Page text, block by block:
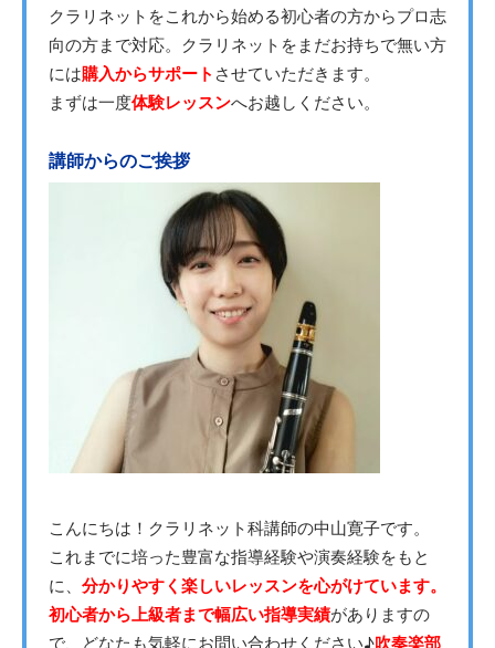
クラリネットをこれから始める初心者の方からプロ志
向の方まで対応。クラリネットをまだお持ちで無い方
には購入からサポート させていただきます。
まずは一度体験レッスンへお越しください。
講師からのご挨拶
こんにちは！クラリネット科講師の中山寛子です。
これまでに培った豊富な指導経験や演奏経験をもと
に、 分かりやすく楽しいレッスンを心がけています。
初心者から上級者まで幅広い指導実績がありますの
で、どなたも気軽にお問い合わせください♪吹奏楽部